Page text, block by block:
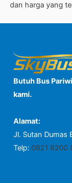
dan harga yang
Butuh Bus
kami.
Alamat:
Jl. Sutan Dumas
Telp: 0821 8200